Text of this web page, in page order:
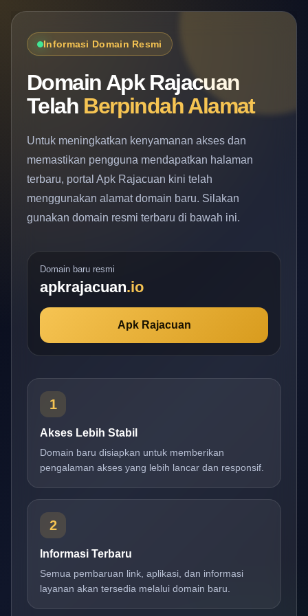
Informasi Domain Resmi
Domain Apk Rajacuan
Telah Berpindah Alamat
Untuk meningkatkan kenyamanan akses dan
memastikan pengguna mendapatkan halaman
terbaru, portal Apk Rajacuan kini telah
menggunakan alamat domain baru. Silakan
gunakan domain resmi terbaru di bawah ini.
Domain baru resmi
apkrajacuan.io
Apk Rajacuan
1
Akses Lebih Stabil
Domain baru disiapkan untuk memberikan
pengalaman akses yang lebih lancar dan responsif.
2
Informasi Terbaru
Semua pembaruan link, aplikasi, dan informasi
layanan akan tersedia melalui domain baru.